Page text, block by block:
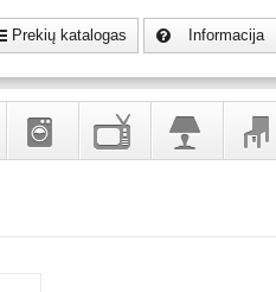
Prekių katalogas Informacija
namų